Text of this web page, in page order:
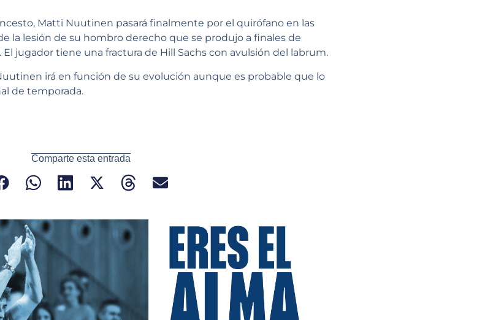
Matti Nuutinen pasará finalmente por el quirófano en las
la lesión de su hombro derecho que se produjo a finales de
jugador tiene una fractura de Hill Sachs con avulsión del labrum.
irá en función de su evolución aunque es probable que lo
de temporada.
Comparte esta entrada